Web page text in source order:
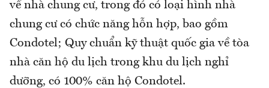
về nhà chung cư, trong đó có loại hình nhà
chung cư có chức năng hỗn hợp, bao gồm
Condotel; Quy chuẩn kỹ thuật quốc gia về tòa
nhà căn hộ du lịch trong khu du lịch nghỉ
dưỡng, có 100% căn hộ Condotel.